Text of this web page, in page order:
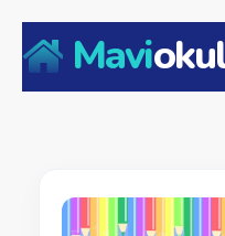
Mavi